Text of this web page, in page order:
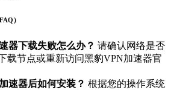
）
器下载失败怎么办？ 请确认网络是否
载节点或重新访问黑豹VPN加速器官
速器后如何安装？ 根据您的操作系统